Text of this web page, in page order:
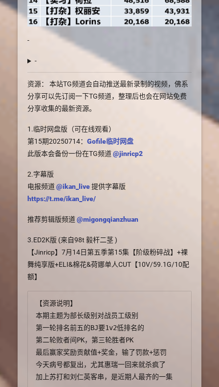
-
-
资源： 本站TG频道会自动推送最新录制的视频，佛系
分享可以先订阅一下TG频道，整理后也会在网站免费
分享收集的最新资源。
1.临时网盘版（可在线观看）
第15期20250714： Gofile临时网盘
此版本会备份一份在TG频道@jinricp2
2.字幕版
电报频道@ikan_live提供字幕版
https://t.me/ikan_live/
推荐剪辑版频道@migongqianzhuan
3.ED2K版 (来自98t 毅杆二茎 )
【Jinricp】7月14日第五季第15集【阶级粉碎战】+裸
舞纯享版+ELI&棉花&荷娜单人CUT【10V/59.1G/10配
额】
【资源说明】
本期主题为部长级别对战员工级别
第一轮排名前五的BJ要1v2低排名的
第二轮败者间PK，第三轮胜者PK
最后赢家奖励贡献值+奖金，输了罚款+惩罚
今天病号都复出，尤其惠瑞一回来就杀疯了
加上苏打和刘仁英客串，是近期人最齐的一集